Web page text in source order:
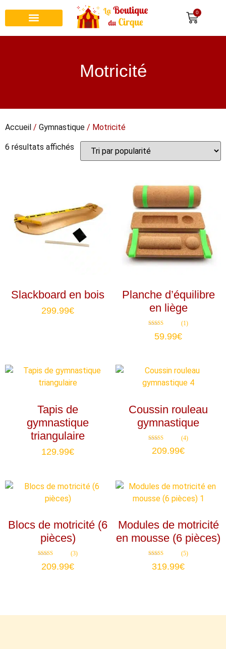
0
Motricité
Accueil / Gymnastique / Motricité
6 résultats affichés
Slackboard en bois
299.99€
Planche d’équilibre
en liège
5.00
(1)
59.99€
Tapis de
gymnastique
triangulaire
129.99€
Coussin rouleau
gymnastique
4.75
(4)
209.99€
Blocs de motricité (6
pièces)
5.00
(3)
209.99€
Modules de motricité
en mousse (6 pièces)
4.80
(5)
319.99€